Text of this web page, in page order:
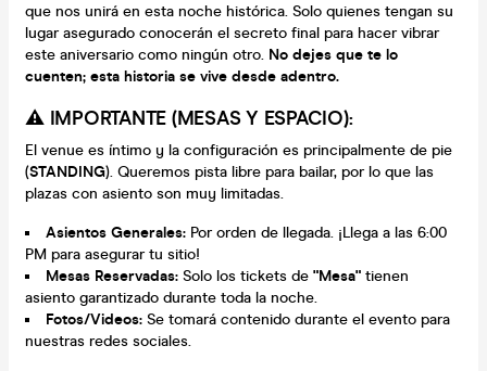
que nos unirá en esta noche histórica. Solo quienes tengan su
lugar asegurado conocerán el secreto final para hacer vibrar
este aniversario como ningún otro. No dejes que te lo
cuenten; esta historia se vive desde adentro.
⚠️ IMPORTANTE (MESAS Y ESPACIO):
El venue es íntimo y la configuración es principalmente de pie
(STANDING). Queremos pista libre para bailar, por lo que las
plazas con asiento son muy limitadas.
Asientos Generales: Por orden de llegada. ¡Llega a las 6:00
PM para asegurar tu sitio!
Mesas Reservadas: Solo los tickets de "Mesa" tienen
asiento garantizado durante toda la noche.
Fotos/Videos: Se tomará contenido durante el evento para
nuestras redes sociales.